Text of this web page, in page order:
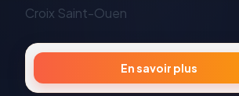
Croix Saint-Ouen
En savoir plus